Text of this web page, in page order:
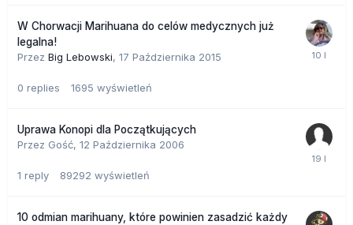
W Chorwacji Marihuana do celów medycznych już
legalna!
Przez Big Lebowski, 17 Października 2015
0 replies 1695 wyświetleń
Uprawa Konopi dla Początkujących
Przez Gość, 12 Października 2006
1 reply 89292 wyświetleń
10 odmian marihuany, które powinien zasadzić każdy